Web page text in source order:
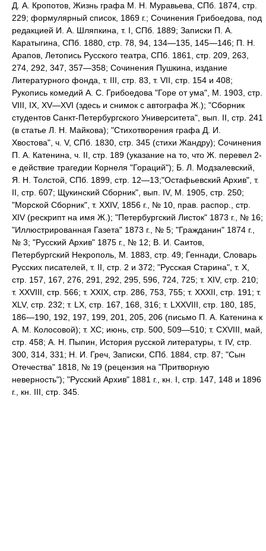
Д. А. Кропотов, Жизнь графа M. H. Муравьева, СПб. 1874, стр.
229; формулярный список, 1869 г.; Сочинения Грибоедова, под
редакцией И. А. Шляпкина, т. I, СПб. 1889; Записки П. А.
Каратыгина, СПб. 1880, стр. 78, 94, 134—135, 145—146; П. Н.
Арапов, Летопись Русского театра, СПб. 1861, стр. 209, 263,
274, 292, 347, 357—358; Сочинения Пушкина, издание
Литературного фонда, т. III, стр. 83, т. VII, стр. 154 и 408;
Рукопись комедий А. С. Грибоедова "Горе от ума", М. 1903, стр.
VIII, IX, XV—XVI (здесь и снимок с автографа Ж.); "Сборник
студентов Санкт-Петербургского Университета", вып. II, стр. 241
(в статье Л. Н. Майкова); "Стихотворения графа Д. И.
Хвостова", ч. V, СПб. 1830, стр. 345 (стихи Жандру); Сочинения
П. А. Катенина, ч. II, стр. 189 (указание на то, что Ж. перевел 2-
е действие трагедии Корнеля "Гораций"); Б. Л. Модзалевский,
Я. Н. Толстой, СПб. 1899, стр. 12—13;"Остафьевский Архив", т.
II, стр. 607; Щукинский Сборник", вып. IV, M. 1905, стр. 250;
"Морской Сборник", т. XXIV, 1856 г., № 10, прав. распор., стр.
XIV (рескрипт на имя Ж.); "Петербургский Листок" 1873 г., № 16;
"Иллюстрированная Газета" 1873 г., № 5; "Гражданин" 1874 г.,
№ 3; "Русский Архив" 1875 г., № 12; В. И. Саитов,
Петербургский Некрополь, М. 1883, стр. 49; Геннади, Словарь
Русских писателей, т. II, стр. 2 и 372; "Русская Старина", т. X,
стр. 157, 167, 276, 291, 292, 295, 596, 724, 725; т. XIV, стр. 210;
т. XXVIII, стр. 566; т. XXIX, стр. 286, 753, 755; т. XXXII, стр. 191; т.
XLV, стр. 232; т. LX, стр. 167, 168, 316; т. LXXVIII, стр. 180, 185,
186—190, 192, 197, 199, 201, 205, 206 (письмо П. А. Катенина к
А. М. Колосовой); т. ХС; июнь, стр. 500, 509—510; т. CXVIII, май,
стр. 458; А. Н. Пыпин, История русской литературы, т. IV, стр.
300, 314, 331; Н. И. Греч, Записки, СПб. 1884, стр. 87; "Сын
Отечества" 1818, № 19 (рецензия на "Притворную
неверность"); "Русский Архив" 1881 г., кн. І, стр. 147, 148 и 1896
г., кн. III, стр. 345.